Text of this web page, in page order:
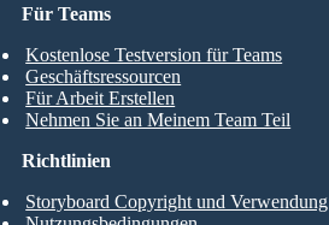
Für Teams
Kostenlose Testversion für Teams
Geschäftsressourcen
Für Arbeit Erstellen
Nehmen Sie an Meinem Team Teil
Richtlinien
Storyboard Copyright und Verwendung